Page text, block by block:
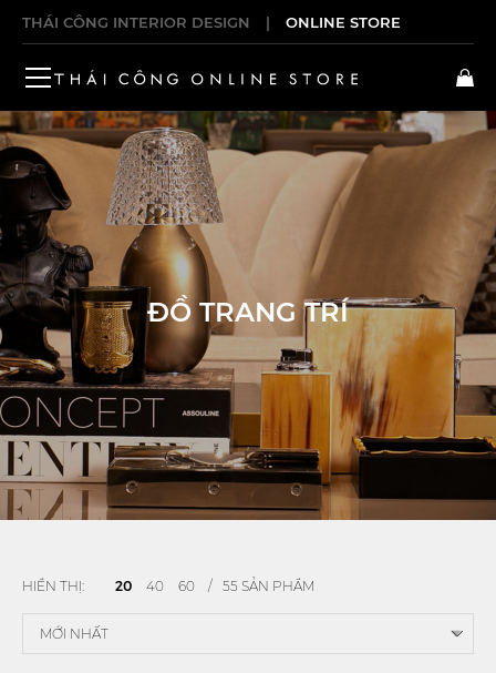
THÁI CÔNG INTERIOR DESIGN | ONLINE STORE
ĐỒ TRANG TRÍ
HIỂN THỊ: 20 40 60 / 55 SẢN PHẨM